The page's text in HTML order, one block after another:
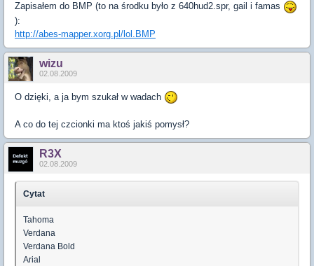
Zapisałem do BMP (to na środku było z 640hud2.spr, gail i famas
):
http://abes-mapper.xorg.pl/lol.BMP
wizu
02.08.2009
O dzięki, a ja bym szukał w wadach
A co do tej czcionki ma ktoś jakiś pomysł?
R3X
02.08.2009
Cytat
Tahoma
Verdana
Verdana Bold
Arial